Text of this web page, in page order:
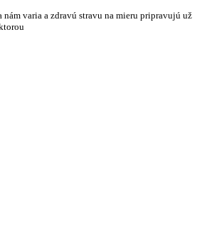
nám varia a zdravú stravu na mieru pripravujú už